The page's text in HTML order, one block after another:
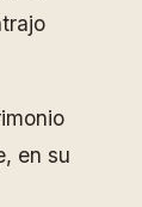
en su